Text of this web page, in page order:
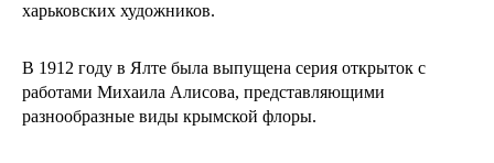
харьковских художников.
В 1912 году в Ялте была выпущена серия открыток с
работами Михаила Алисова, представляющими
разнообразные виды крымской флоры.